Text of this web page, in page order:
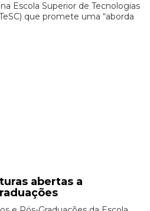
Escola Superior de Tecnologias
que promete uma “aborda
abertas a